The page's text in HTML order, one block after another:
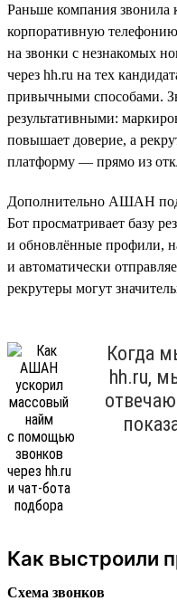
Раньше компания звонила
корпоративную
на звонки с незнакомых
через hh.ru на тех
привычными способами.
результативными:
повышает доверие, а
платформу — прямо из
Дополнительно АШАН
Бот просматривает базу
и обновлённые профили,
и автоматически
рекрутеры могут
Когда
hh.ru,
Как выстроили
Схема звонков